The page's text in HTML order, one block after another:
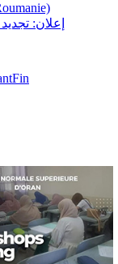
إعلان:
Fin